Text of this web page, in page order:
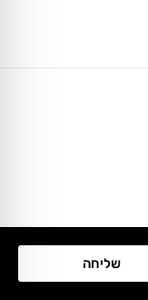
שליחה